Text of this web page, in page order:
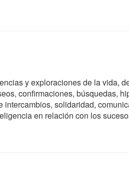
y exploraciones de la vida,
confirmaciones, búsquedas,
intercambios, solidaridad,
en relación con los